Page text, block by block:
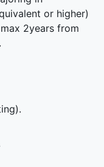
or higher)
2years from